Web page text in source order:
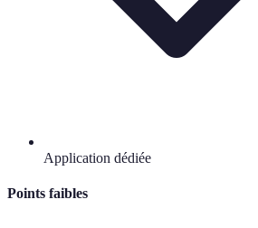
Application dédiée
Points faibles